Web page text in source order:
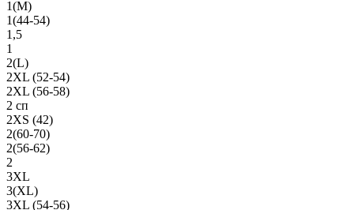
1(М)
1(44-54)
1,5
1
2(L)
2XL (52-54)
2XL (56-58)
2 сп
2XS (42)
2(60-70)
2(56-62)
2
3XL
3(XL)
3XL (54-56)